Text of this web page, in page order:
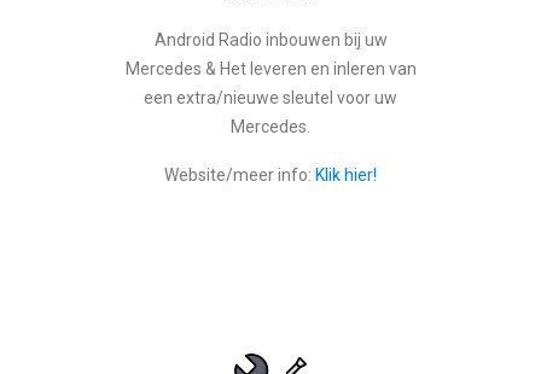
Android Radio inbouwen bij uw
Mercedes & Het leveren en inleren van
een extra/nieuwe sleutel voor uw
Mercedes.
Website/meer info: Klik hier!